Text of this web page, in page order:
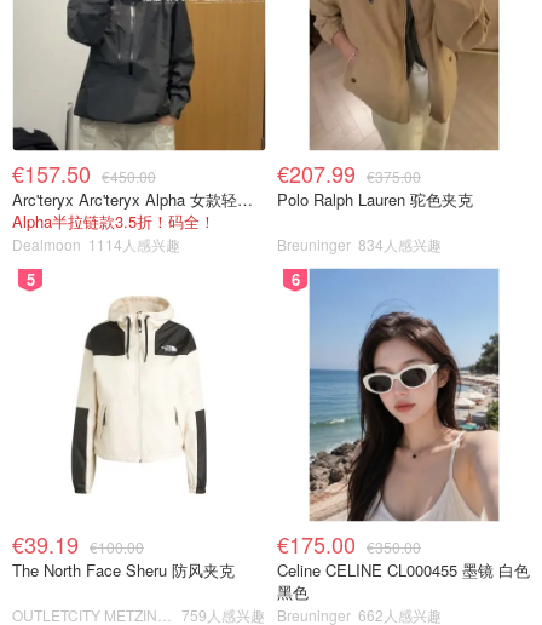
€157.50 €450.00
Arc'teryx Arc'teryx Alpha 女款轻量防风夹克
Alpha半拉链款3.5折！码全！
Dealmoon 1114人感兴趣
€207.99 €375.00
Polo Ralph Lauren 驼色夹克
Breuninger 834人感兴趣
5
€39.19 €100.00
The North Face Sheru 防风夹克
759人感兴趣
6
€175.00 €350.00
Celine CELINE CL000455 墨镜 白色
黑色
Breuninger 662人感兴趣